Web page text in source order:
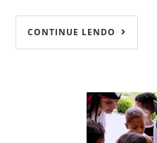
CONTINUE LENDO